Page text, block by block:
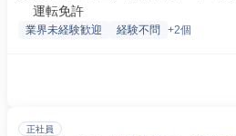
運転免許
業界未経験歓迎 経験不問 +2個
正社員